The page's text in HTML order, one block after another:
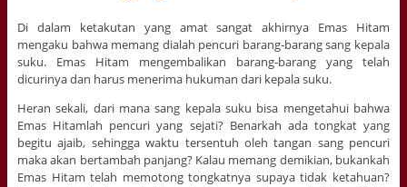
Di dalam ketakutan yang amat sangat akhirnya Emas Hitam
mengaku bahwa memang dialah pencuri barang-barang sang kepala
suku. Emas Hitam mengembalikan barang-barang yang telah
dicurinya dan harus menerima hukuman dari kepala suku.
Heran sekali, dari mana sang kepala suku bisa mengetahui bahwa
Emas Hitamlah pencuri yang sejati? Benarkah ada tongkat yang
begitu ajaib, sehingga waktu tersentuh oleh tangan sang pencuri
maka akan bertambah panjang? Kalau memang demikian, bukankah
Emas Hitam telah memotong tongkatnya supaya tidak ketahuan?